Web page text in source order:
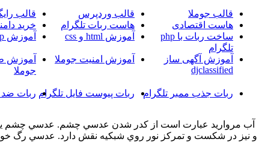
قالب جوملا قالب وردپرس قالب
هاست اقتصادی
هاست ربات تلگرام خرید
ساخت ربات با php
تلگرام
آموزش html و css آموزش php
آموزش آگهی ساز
djclassified
آموزش امنیت جوملا
آموزش
جوملا
ربات جذب ممبر تلگرام
ربات پیوست فایل تلگرام ربات ضد
آب‌ مرواريد عبارت‌ است‌ از كدر شدن‌ عدسي‌ چشم‌. عدسي‌ چشم‌ يك‌
و نيز در شكست‌ و تمركز نور روي‌ شبكيه‌ نقش‌ دارد. عدسي‌ رگ‌